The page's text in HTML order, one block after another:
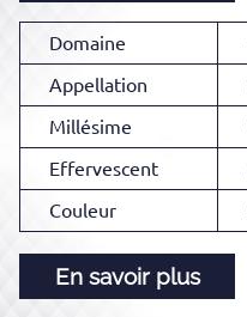
Domaine
Appellation
Millésime
Effervescent
Couleur
En savoir plus